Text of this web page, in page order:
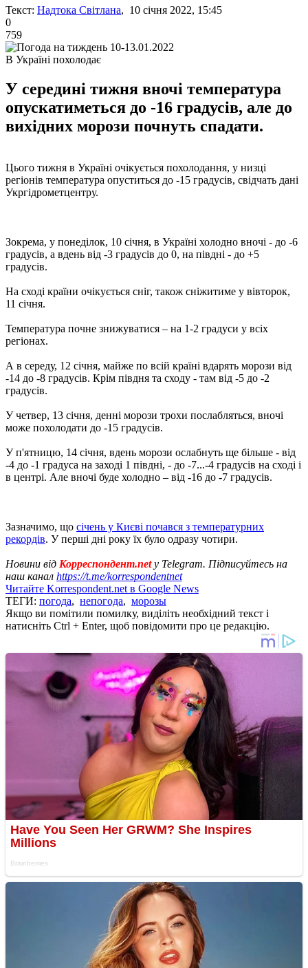
Текст: Надтока Світлана, 10 січня 2022, 15:45
0
759
В Україні похолодає
У середині тижня вночі температура
опускатиметься до -16 градусів, але до
вихідних морози почнуть спадати.
Цього тижня в Україні очікується похолодання, у низці
регіонів температура опуститься до -15 градусів, свідчать дані
Укргідрометцентру.
Зокрема, у понеділок, 10 січня, в Україні холодно вночі - до -6
градусів, а вдень від -3 градусів до 0, на півдні - до +5
градусів.
На сході країни очікується сніг, також сніжитиме у вівторок,
11 січня.
Температура почне знижуватися – на 1-2 градуси у всіх
регіонах.
А в середу, 12 січня, майже по всій країні вдарять морози від
-14 до -8 градусів. Крім півдня та сходу - там від -5 до -2
градусів.
У четвер, 13 січня, денні морози трохи послабляться, вночі
може похолодати до -15 градусів.
У п'ятницю, 14 січня, вдень морози ослабнуть ще більше - від
-4 до -1 градуса на заході 1 півдні, - до -7...-4 градусів на сході і
в центрі. Але вночі буде холодно – від -16 до -7 градусів.
Зазначимо, що січень у Києві почався з температурних
рекордів. У перші дні року їх було одразу чотири.
Новини від Корреспондент.netу Telegram. Підписуйтесь на
наш канал https://t.me/korrespondentnet
Читайте Korrespondent.net в Google News
ТЕГИ: погода, непогода, морозы
Якщо ви помітили помилку, виділіть необхідний текст і
натисніть Ctrl + Enter, щоб повідомити про це редакцію.